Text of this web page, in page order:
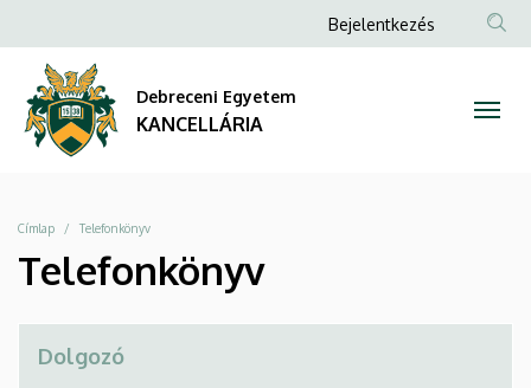
KANCELLÁRIA
a
tartalomra
Anonim
Bejelentkezés
Debreceni Egyetem
KANCELLÁRIA
Morzsa
Címlap Telefonkönyv
Telefonkönyv